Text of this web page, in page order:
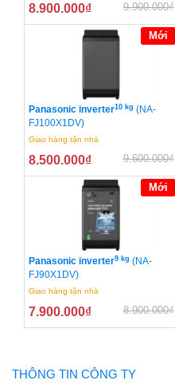
8.900.000₫ 9.900.000₫
Mới
Panasonic inverter10 kg (NA-
FJ100X1DV)
Giao hàng tận nhà
8.500.000₫ 9.600.000₫
Mới
Panasonic inverter9 kg (NA-
FJ90X1DV)
Giao hàng tận nhà
7.900.000₫ 8.900.000₫
THÔNG TIN CÔNG TY